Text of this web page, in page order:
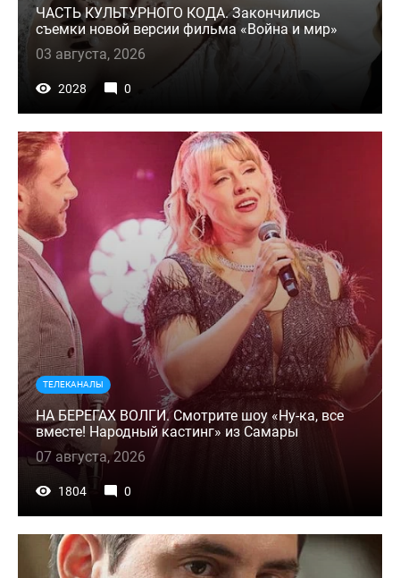
ЧАСТЬ КУЛЬТУРНОГО КОДА. Закончились
съемки новой версии фильма «Война и мир»
03 августа, 2026
2028 0
ТЕЛЕКАНАЛЫ
НА БЕРЕГАХ ВОЛГИ. Смотрите шоу «Ну-ка, все
вместе! Народный кастинг» из Самары
07 августа, 2026
1804 0